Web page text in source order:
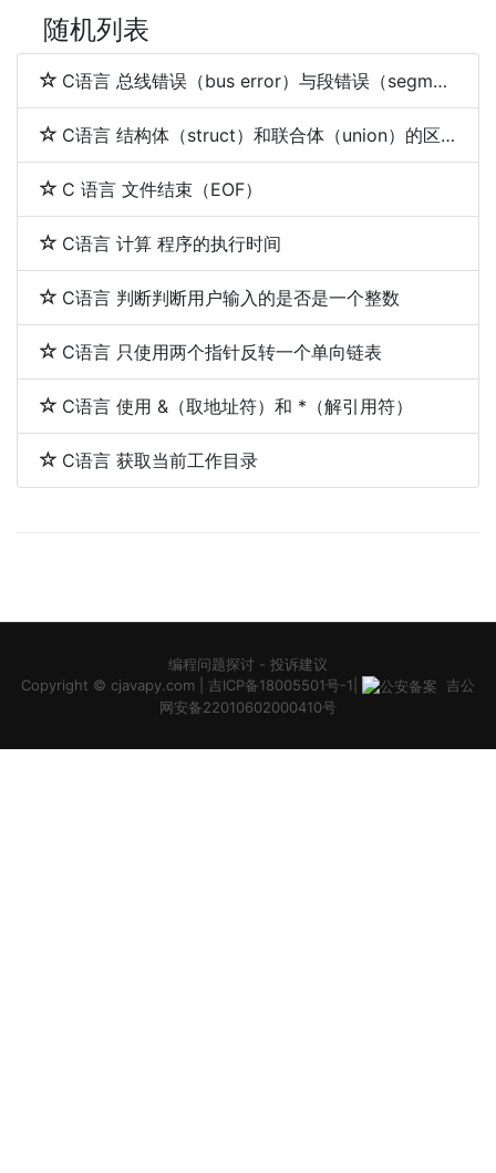
随机列表
C语言 总线错误（bus error）与段错误（segmentation fault）
C语言 结构体（struct）和联合体（union）的区别
C 语言 文件结束（EOF）
C语言 计算 程序的执行时间
C语言 判断判断用户输入的是否是一个整数
C语言 只使用两个指针反转一个单向链表
C语言 使用 &（取地址符）和 *（解引用符）
C语言 获取当前工作目录
编程问题探讨 - 投诉建议
Copyright © cjavapy.com 吉ICP备18005501号-1
吉公
网安备22010602000410号